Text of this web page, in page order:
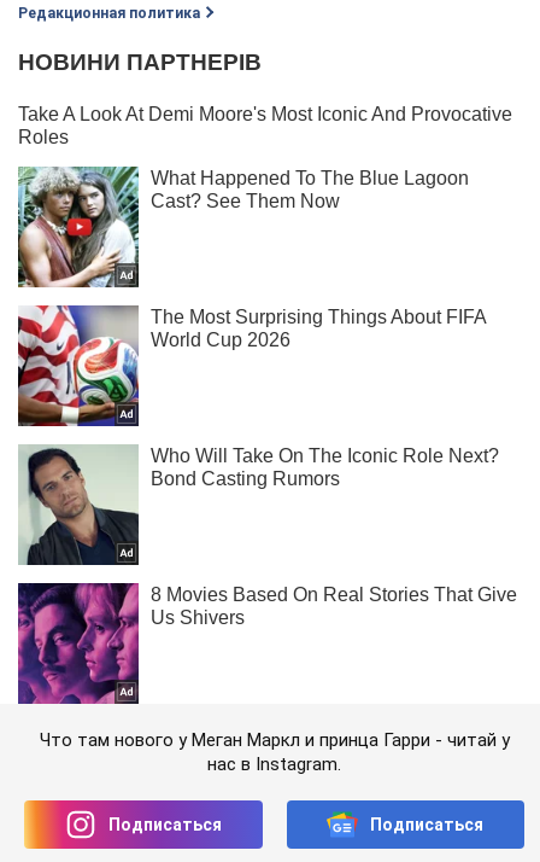
Редакционная политика
Что там нового у Меган Маркл и принца Гарри - читай у
нас в Instagram.
Подписаться Подписаться